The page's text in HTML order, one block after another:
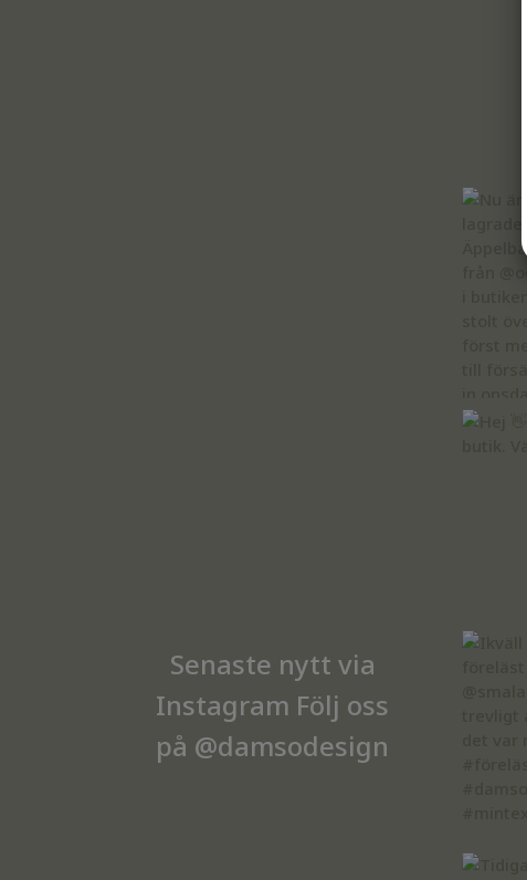
Senaste nytt via
Instagram Följ oss
på @damsodesign